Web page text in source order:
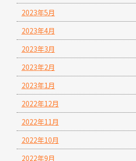
2023年5月
2023年4月
2023年3月
2023年2月
2023年1月
2022年12月
2022年11月
2022年10月
2022年9月